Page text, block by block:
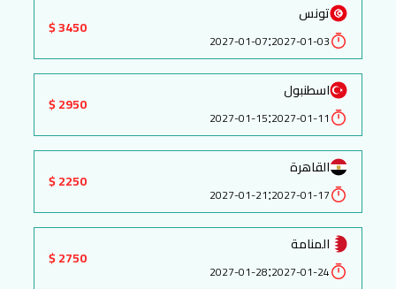
تونس
2027-01-03
:
2027-01-07
3450 $
اسطنبول
2027-01-11
:
2027-01-15
2950 $
القاهرة
2027-01-17
:
2027-01-21
2250 $
المنامة
2027-01-24
:
2027-01-28
2750 $